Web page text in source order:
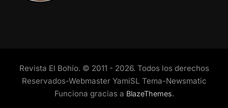
Revista El Bohío. © 2011 - 2026. Todos los derechos
Reservados-Webmaster YamiSL Tema-Newsmatic
Funciona gracias a BlazeThemes.